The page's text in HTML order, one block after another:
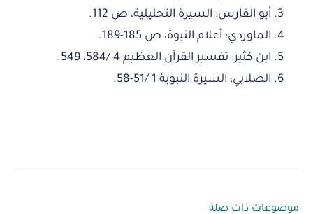
أبو الفارس: السيرة التحليلية، ص 112.
الماوردي: أعلام النبوة، ص 185-189.
ابن كثير: تفسير القرآن العظيم 4 /584، 549.
الصلابي: السيرة النبوية 1 /51-58.
موضوعات ذات صلة